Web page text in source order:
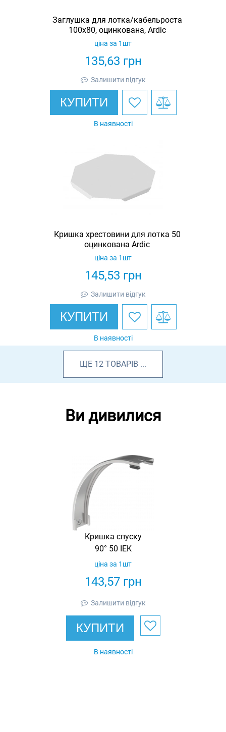
Заглушка для лотка/кабельроста
100х80, оцинкована, Ardic
135,63 грн
ціна за 1шт
Залишити відгук
КУПИТИ
В наявності
Кришка хрестовини для лотка 50
оцинкована Ardic
145,53 грн
ціна за 1шт
Залишити відгук
КУПИТИ
В наявності
ЩЕ 12 ТОВАРІВ ...
Ви дивилися
Кришка спуску
90° 50 IEK
143,57грн
ціна за 1шт
Залишити відгук
КУПИТИ
В наявності